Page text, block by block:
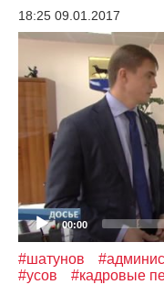
18:25 09.01.2017
Видеоплеер
00:00
#шатунов
#усов
#кадровые